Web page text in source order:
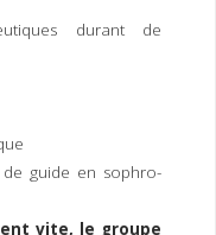
durant de
guide en sophro-
vite, le groupe